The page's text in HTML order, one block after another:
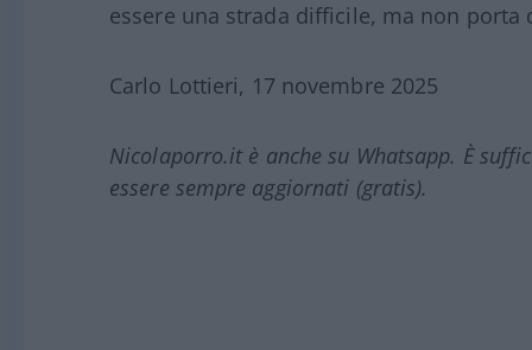
essere una strada difficile, ma non porta
Carlo Lottieri, 17 novembre 2025
Nicolaporro.it è anche su Whatsapp. È
essere sempre aggiornati (gratis).